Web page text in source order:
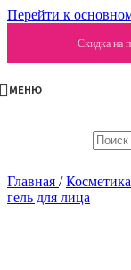
Перейти к
Скидка на
МЕНЮ
Главная /
гель для лица